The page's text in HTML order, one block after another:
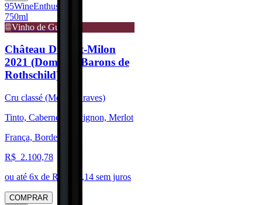
95WineEnthusiast
750ml
Vinho de Guarda
Château Duhart-Milon
2021 (Domaine Barons de
Rothschild)
Cru classé (Médoc/Graves)
Tinto, Cabernet Sauvignon, Merlot
França, Bordeaux
R$ 2.100,78
ou até 6x de R$ 350,14 sem juros
COMPRAR